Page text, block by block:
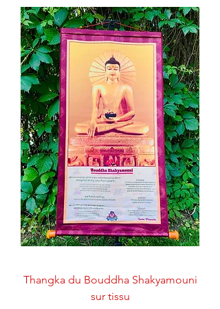
Thangka du Bouddha Shakyamouni
sur tissu